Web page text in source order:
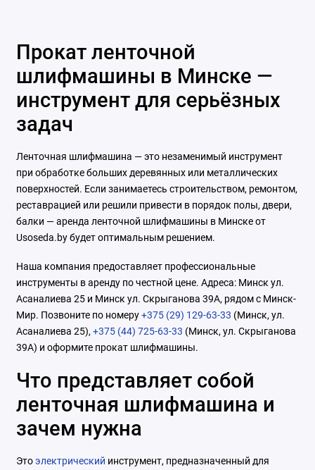
Прокат ленточной
шлифмашины в Минске —
инструмент для серьёзных
задач
Ленточная шлифмашина — это незаменимый инструмент
при обработке больших деревянных или металлических
поверхностей. Если занимаетесь строительством, ремонтом,
реставрацией или решили привести в порядок полы, двери,
балки — аренда ленточной шлифмашины в Минске от
Usoseda.by будет оптимальным решением.
Наша компания предоставляет профессиональные
инструменты в аренду по честной цене. Адреса: Минск ул.
Асаналиева 25 и Минск ул. Скрыганова 39А, рядом с Минск-
Мир. Позвоните по номеру+375 (29) 129-63-33 (Минск, ул.
Асаналиева 25), +375 (44) 725-63-33 (Минск, ул. Скрыганова
39А) и оформите прокат шлифмашины.
Что представляет собой
ленточная шлифмашина и
зачем нужна
Этоэлектрический инструмент, предназначенный для